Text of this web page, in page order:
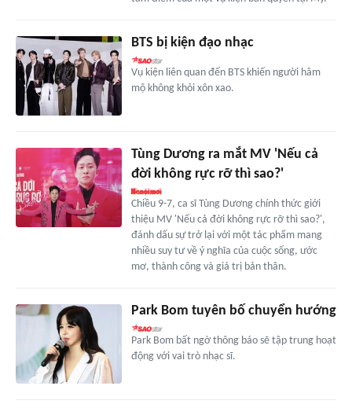
BTS bị kiện đạo nhạc
Vụ kiện liên quan đến BTS khiến người hâm
mộ không khỏi xôn xao.
Tùng Dương ra mắt MV 'Nếu cả
đời không rực rỡ thì sao?'
Chiều 9-7, ca sĩ Tùng Dương chính thức giới
thiệu MV 'Nếu cả đời không rực rỡ thì sao?',
đánh dấu sự trở lại với một tác phẩm mang
nhiều suy tư về ý nghĩa của cuộc sống, ước
mơ, thành công và giá trị bản thân.
Park Bom tuyên bố chuyển hướng
Park Bom bất ngờ thông báo sẽ tập trung hoạt
động với vai trò nhạc sĩ.